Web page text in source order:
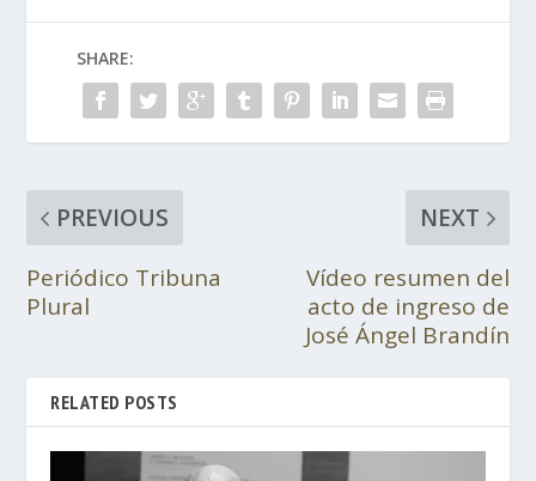
SHARE:
PREVIOUS
Periódico Tribuna
Plural
NEXT
Vídeo resumen del
acto de ingreso de
José Ángel Brandín
RELATED POSTS